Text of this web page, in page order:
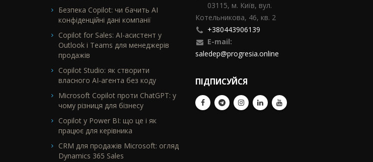
Безпека Copilot: чи бачить AI
конфіденційні дані компанії
Copilot for Sales: AI-асистент у
Outlook і Teams для менеджерів
продажів
Copilot Studio: як створити
власного AI-агента без коду
Microsoft Copilot проти ChatGPT: у
чому різниця для бізнесу
Copilot у Power BI: що це і як
працює для керівника
CRM для продажів Microsoft: огляд
Dynamics 365 Sales
03115, м. Київ, вул.
Котельникова, 46, кв. 2
+380443906139
E-mail:
saledep@progresia.online
ПІДПИСУЙСЯ